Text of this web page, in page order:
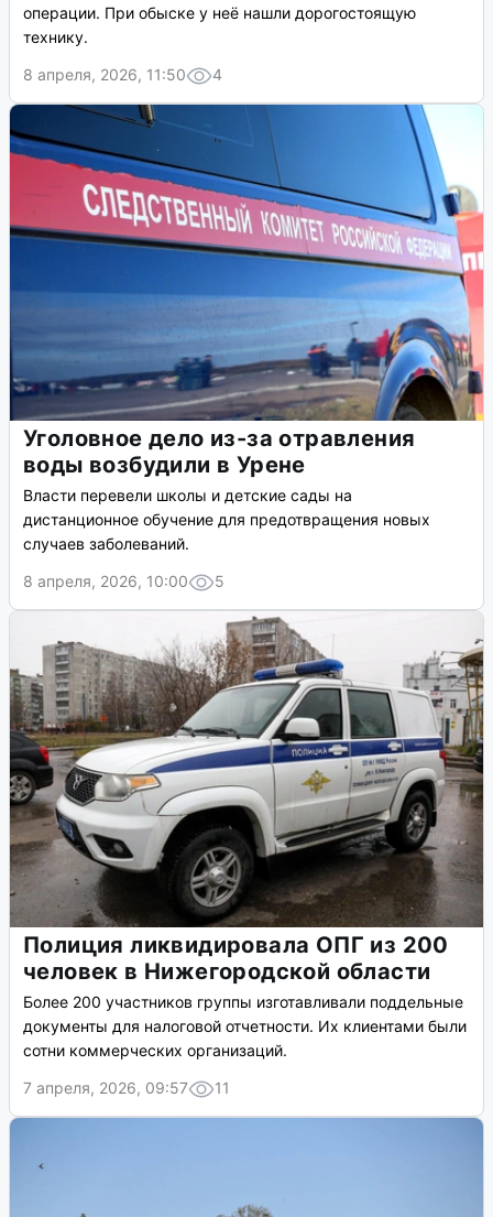
операции. При обыске у неё нашли дорогостоящую
технику.
8 апреля, 2026, 11:50
4
Уголовное дело из-за отравления
воды возбудили в Урене
Власти перевели школы и детские сады на
дистанционное обучение для предотвращения новых
случаев заболеваний.
8 апреля, 2026, 10:00
5
Полиция ликвидировала ОПГ из 200
человек в Нижегородской области
Более 200 участников группы изготавливали поддельные
документы для налоговой отчетности. Их клиентами были
сотни коммерческих организаций.
7 апреля, 2026, 09:57
11